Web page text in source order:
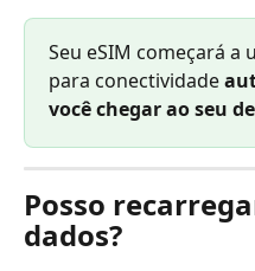
Seu eSIM começará a
para conectividade
você chegar ao seu
Posso
dados?